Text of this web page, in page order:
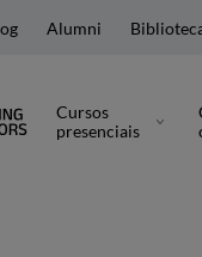
Alumni
Cursos
presenciais